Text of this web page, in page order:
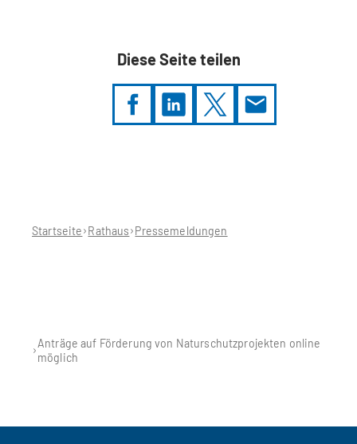
Diese Seite teilen
Startseite Rathaus Pressemeldungen
Anträge auf Förderung von Naturschutzprojekten online
möglich